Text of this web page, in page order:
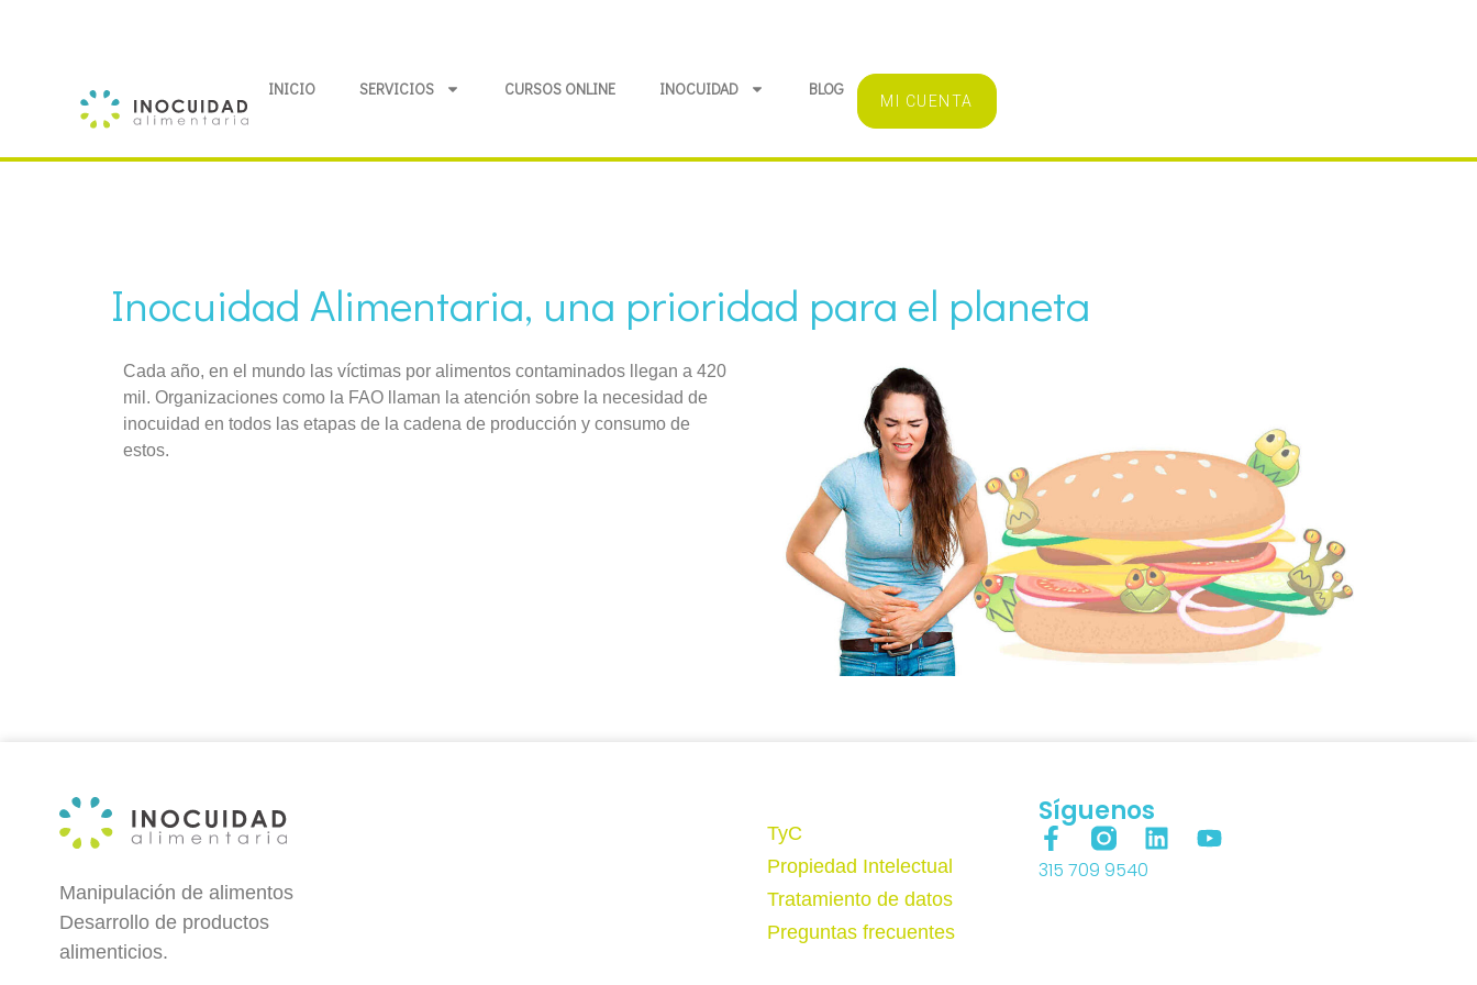
INICIO SERVICIOS CURSOS ONLINE INOCUIDAD BLOG
MI CUENTA
Inocuidad Alimentaria, una prioridad para el planeta
Cada año, en el mundo las víctimas por alimentos contaminados llegan a 420
mil. Organizaciones como la FAO llaman la atención sobre la necesidad de
inocuidad en todos las etapas de la cadena de producción y consumo de
estos.
Manipulación de alimentos
Desarrollo de productos
alimenticios.
TyC
Propiedad Intelectual
Tratamiento de datos
Preguntas frecuentes
Síguenos
315 709 9540